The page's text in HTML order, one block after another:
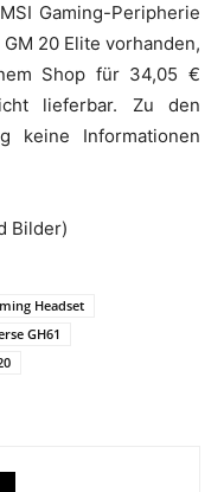
Gaming-Peripherie
20 Elite vorhanden,
Shop für 34,05 €
lieferbar. Zu den
keine Informationen
Bilder)
Headset
GH61